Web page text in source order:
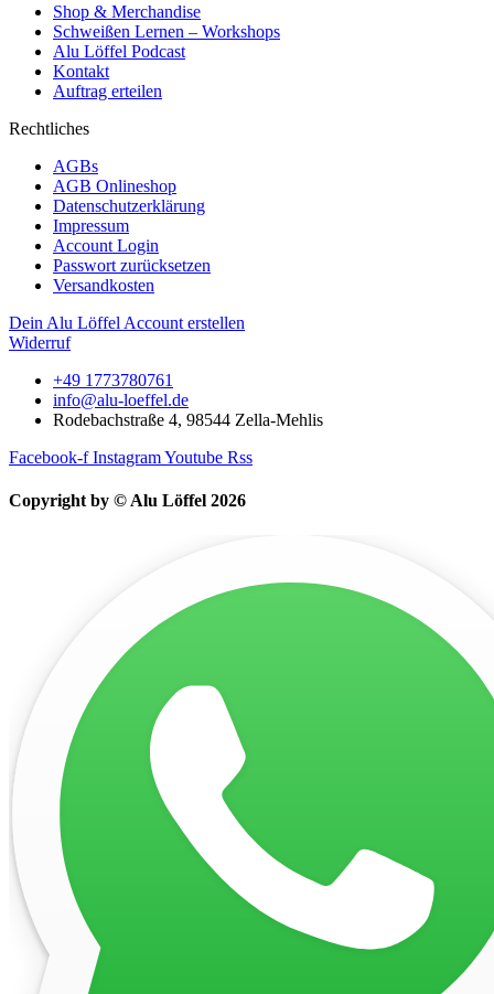
Shop & Merchandise
Schweißen Lernen – Workshops
Alu Löffel Podcast
Kontakt
Auftrag erteilen
Rechtliches
AGBs
AGB Onlineshop
Datenschutzerklärung
Impressum
Account Login
Passwort zurücksetzen
Versandkosten
Dein Alu Löffel Account erstellen
Widerruf
+49 1773780761
info@alu-loeffel.de
Rodebachstraße 4, 98544 Zella-Mehlis
Facebook-f InstagramYoutube Rss
Copyright by © Alu Löffel 2026